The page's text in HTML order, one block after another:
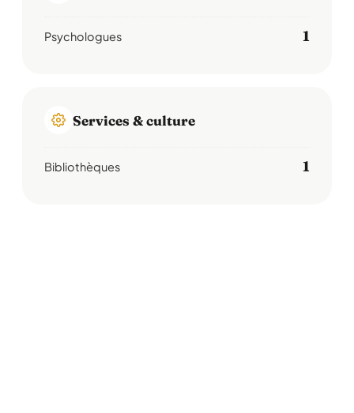
Psychologues 1
Services & culture
Bibliothèques 1